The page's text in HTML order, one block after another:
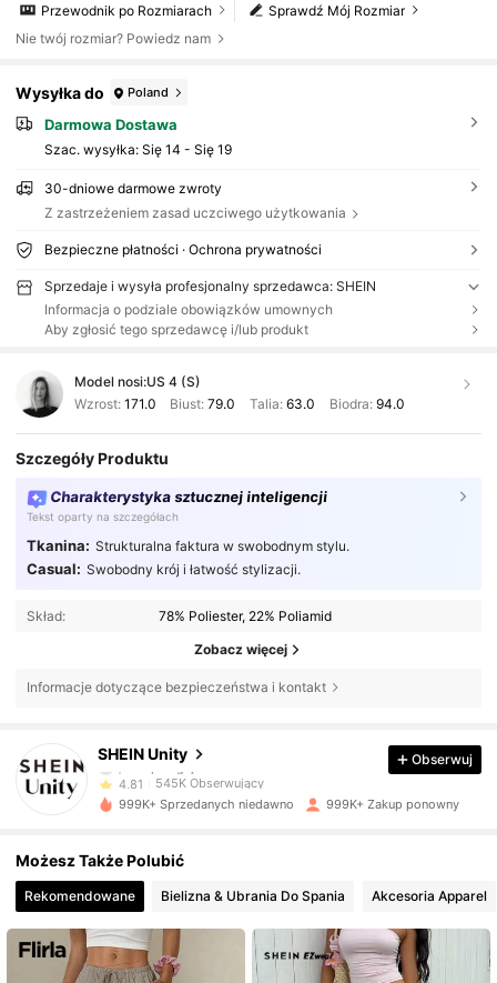
Sprawdź Mój Rozmiar
Przewodnik po Rozmiarach
Nie twój rozmiar? Powiedz nam
Wysyłka do Poland
Darmowa Dostawa
Szac. wysyłka: Się 14 - Się 19
30-dniowe darmowe zwroty
Z zastrzeżeniem zasad uczciwego użytkowania
Bezpieczne płatności · Ochrona prywatności
Sprzedaje i wysyła profesjonalny sprzedawca: SHEIN
Informacja o podziale obowiązków umownych
Aby zgłosić tego sprzedawcę i/lub produkt
Model nosi:US 4 (S)
Wzrost: 171.0 Biust:79.0 Talia: 63.0 Biodra: 94.0
Szczegóły Produktu
Charakterystyka sztucznej inteligencji
Tekst oparty na szczegółach
Tkanina: Strukturalna faktura w swobodnym stylu.
Casual: Swobodny krój i łatwość stylizacji.
Skład: 78% Poliester, 22% Poliamid
Zobacz więcej
Informacje dotyczące bezpieczeństwa i kontakt
SHEIN Unity
4,81 545K Obserwujący
4,81
Obserwuj
999K+ Sprzedanych niedawno 999K+ Zakup ponowny
Możesz Także Polubić
Rekomendowane Bielizna & Ubrania Do Spania Akcesoria Apparel